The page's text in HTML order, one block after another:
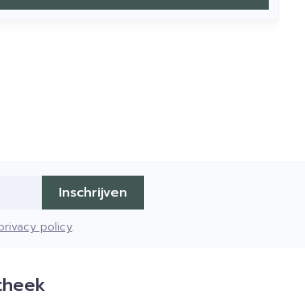
Inschrijven
policy.